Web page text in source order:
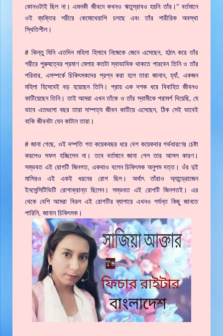
কোনওটাই ছিল না। এমনকী জীবনে কখনও ঋতুস্রাবও হয়নি তাঁর।" বর্তমানে
ওই ব্যক্তির শরীরে কেমোথেরাপি চলছে এবং তাঁর শারীরিক অবস্থা
স্থিতিশীল।
# কিন্তু যিনি এতদিন মহিলা হিসাবে নিজেকে জেনে এসেছেন, হঠাৎ করে তাঁর
শরীরে পুরুষত্বের প্রমাণ মেলায় কতটা স্বাভাবিক থাকতে পারবেন তিনি ও তাঁর
পরিবার, এসম্পর্কে চিকিৎসকদের প্রশ্ন করা হলে তারা জানান, হ্যাঁ, একজন
মহিলা হিসেবেই বড় হয়েছেন তিনি। প্রায় এক দশক ধরে বিবাহিত জীবনও
কাটিয়েছেন তিনি। তাই আমরা এখন তাঁকে ও তাঁর স্বামীকে পরামর্শ দিয়েছি, যে
ভাবে এতগুলো বছর তারা দাম্পত্য জীবন কাটিয়ে এসেছেন, ঠিক সেই ভাবেই
বাকি জীবনটা যেন কাটান তারা।
# জানা গেছে, ওই দম্পতি গত কয়েকবছর ধরে বেশ কয়েকবার গর্ভধারণের চেষ্টা
করলেও সফল হচ্ছিলেন না। তবে বর্তমানে জানা গেল তার আসল কারণ।
সম্ভবত এই রোগটি জিনগত, একথাও বলেন চিকিৎসক অনুপম দত্ত। ওঁর দুই
মাসিরও এই একই ধরনের রোগ ছিল। অর্থাৎ তাঁরাও অ্যান্ড্রোজেন
ইনসেন্সিটিভিটি রোগাক্রান্ত ছিলেন। সম্ভবত এই রোগটি জিনগতই। এর
থেকে বেশি আমরা বিরল এই রোগটির ব্যাপারে এখনও পর্যন্ত কিছু জানতে
পারিনি, জানান চিকিৎসক।